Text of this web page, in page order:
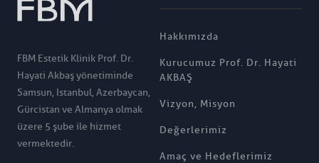
FBM Estetik Klinik Prof. Dr.
Hayati Akbaş yönetiminde
Samsun, Istanbul, Azerbaycan,
Gürcistan ve Almanya olmak
üzere 5 şube ile hizmet
vermektedir.
Hakkımızda
Kurucumuz Prof. Dr. Hayati
AKBAŞ
Vizyon, Misyon
Değerlerimiz
Amaç ve Hedeflerimiz